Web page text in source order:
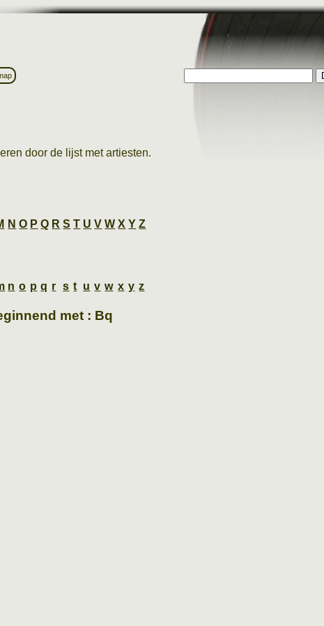
door de lijst met artiesten.
N O P Q R S T U V W X Y Z
n o p q r s t u v w x y z
met : Bq